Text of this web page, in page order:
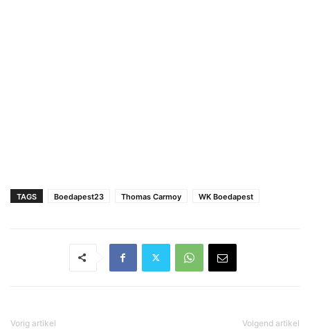
TAGS Boedapest23 Thomas Carmoy WK Boedapest
Vorig artikel Volgend artikel